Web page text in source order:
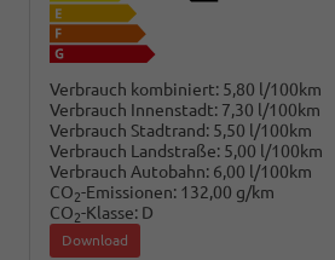
Verbrauch kombiniert: 5,80 l/100km
Verbrauch Innenstadt: 7,30 l/100km
Verbrauch Stadtrand: 5,50 l/100km
Verbrauch Landstraße: 5,00 l/100km
Verbrauch Autobahn: 6,00 l/100km
CO2-Emissionen: 132,00 g/km
CO2-Klasse: D
Download